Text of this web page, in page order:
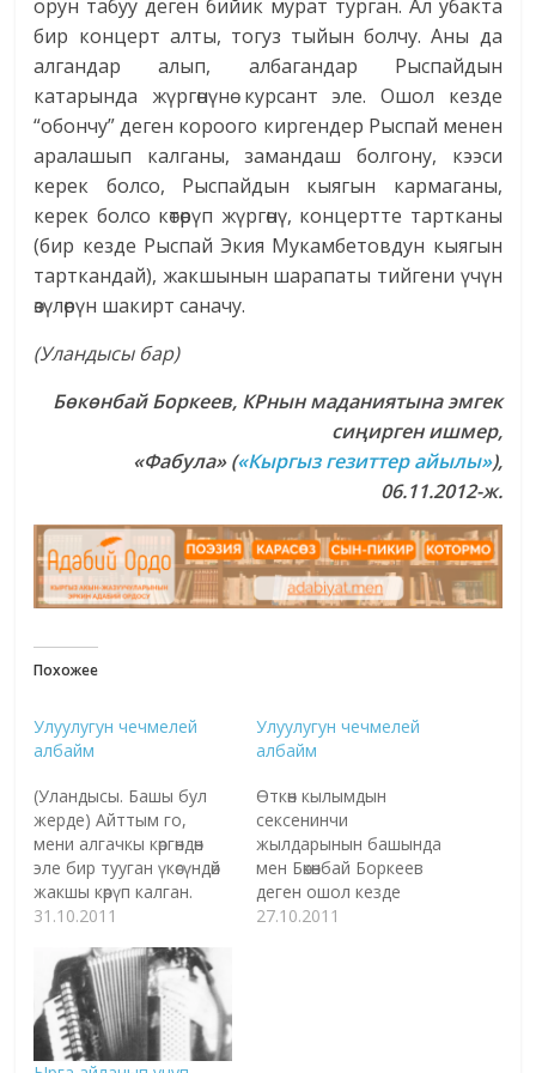
орун табуу деген бийик мурат турган. Ал убакта
бир концерт алты, тогуз тыйын болчу. Аны да
алгандар алып, албагандар Рыспайдын
катарында жүргөнүнө курсант эле. Ошол кезде
“обончу” деген короого киргендер Рыспай менен
аралашып калганы, замандаш болгону, кээси
керек болсо, Рыспайдын кыягын кармаганы,
керек болсо көтөрүп жүргөнү, концертте тартканы
(бир кезде Рыспай Экия Мукамбетовдун кыягын
тарткандай), жакшынын шарапаты тийгени үчүн
өзүлөрүн шакирт саначу.
(Уландысы бар)
Бөкөнбай Боркеев, КРнын маданиятына эмгек
сиңирген ишмер,
«Фабула» («Кыргыз гезиттер айылы»),
06.11.2012-ж.
Похожее
Улуулугун чечмелей
албайм
(Уландысы. Башы бул
жерде) Айттым го,
мени алгачкы көргөндөн
эле бир тууган үкөсүндөй
жакшы көрүп калган.
Өлөр-өлгөнчө ошонусунан
"Баратбайлап",
"Винокеев" деп аябай
жакшы көрчү, анан да
"мен чоң арбак, сен
кичинекей арбаксың"
31.10.2011
Улуулугун чечмелей
албайм
Өткөн кылымдын
сексенинчи
жылдарынын башында
мен Бөкөнбай Боркеев
деген ошол кезде
жанына жөн адам
27.10.2011